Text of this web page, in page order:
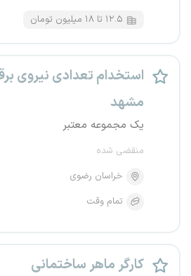
۱۲.۵ تا ۱۸ میلیون تومان
استخدام تعدادی نیروی
مشهد
یک مجموعه معتبر
منقضی شده
خراسان رضوی
تمام وقت
کارگر ماهر ساختمانی